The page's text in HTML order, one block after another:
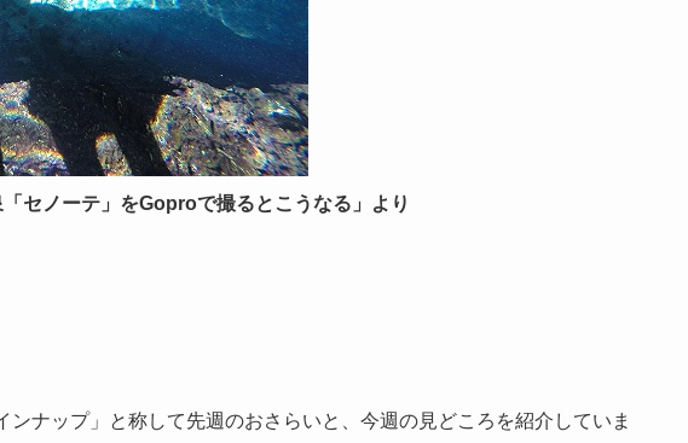
セノーテ」をGoproで撮るとこうなる」 より
ナップ」と称して先週のおさらいと、今週の見どころを紹介していま